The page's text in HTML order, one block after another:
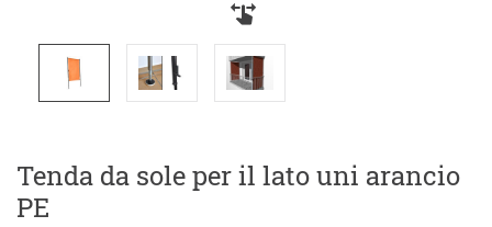
Tenda da sole per il lato uni arancio
PE